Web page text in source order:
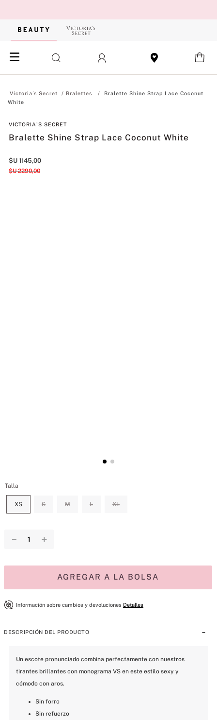
Bralettes
Bralette Shine Strap Lace Coconut
White
VICTORIA'S SECRET
Bralette Shine Strap Lace Coconut White
$U 1145,00
$U 2290,00
Talla
XS S M L XL
＋
－
AGREGAR A LA BOLSA
Información sobre cambios y devoluciones Detalles
DESCRIPCIÓN DEL PRODUCTO
Un escote pronunciado combina perfectamente con nuestros
tirantes brillantes con monograma VS en este estilo sexy y
cómodo con aros.
Sin forro
Sin refuerzo